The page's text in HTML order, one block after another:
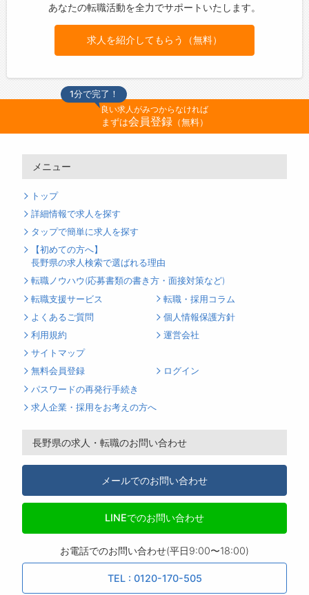
あなたの転職活動を全力でサポートいたします。
求人を紹介してもらう（無料）
1分で完了！
良い求人がみつからなければ
まずは会員登録（無料）
メニュー
トップ
詳細情報で求人を探す
タップで簡単に求人を探す
【初めての方へ】
長野県の求人検索で選ばれる理由
転職ノウハウ(応募書類の書き方・面接対策など)
転職支援サービス
転職・採用コラム
よくあるご質問
個人情報保護方針
利用規約
運営会社
サイトマップ
無料会員登録
ログイン
パスワードの再発行手続き
求人企業・採用をお考えの方へ
長野県の求人・転職のお問い合わせ
メールでのお問い合わせ
LINEでのお問い合わせ
お電話でのお問い合わせ(平日9:00〜18:00)
TEL : 0120-170-505